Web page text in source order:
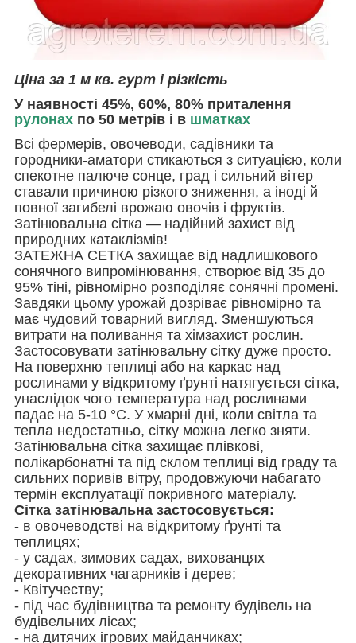
Ціна за 1 м кв. гурт і різкість
У наявності 45%, 60%, 80% приталення
рулонах по 50 метрів і в шматках
Всі фермерів, овочеводи, садівники та
городники-аматори стикаються з ситуацією, коли
спекотне палюче сонце, град і сильний вітер
ставали причиною різкого зниження, а іноді й
повної загибелі врожаю овочів і фруктів.
Затінювальна сітка — надійний захист від
природних катаклізмів!
ЗАТЕЖНА СЕТКА захищає від надлишкового
сонячного випромінювання, створює від 35 до
95% тіні, рівномірно розподіляє сонячні промені.
Завдяки цьому урожай дозріває рівномірно та
має чудовий товарний вигляд. Зменшуються
витрати на поливання та хімзахист рослин.
Застосовувати затінювальну сітку дуже просто.
На поверхню теплиці або на каркас над
рослинами у відкритому ґрунті натягується сітка,
унаслідок чого температура над рослинами
падає на 5-10 °C. У хмарні дні, коли світла та
тепла недостатньо, сітку можна легко зняти.
Затінювальна сітка захищає плівкові,
полікарбонатні та під склом теплиці від граду та
сильних поривів вітру, продовжуючи набагато
термін експлуатації покривного матеріалу.
Сітка затінювальна застосовується:
- в овочеводстві на відкритому ґрунті та
теплицях;
- у садах, зимових садах, вихованцях
декоративних чагарників і дерев;
- Квітучеству;
- під час будівництва та ремонту будівель на
будівельних лісах;
- на дитячих ігрових майданчиках;